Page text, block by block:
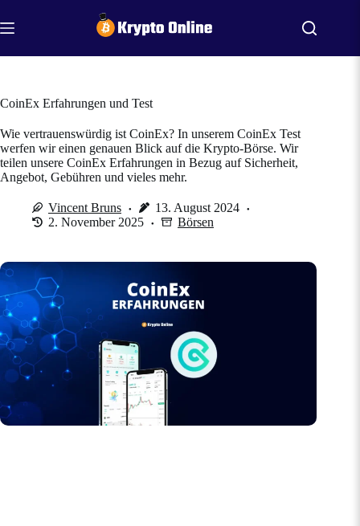
Inhalt
springen
CoinEx Erfahrungen und Test
Wie vertrauenswürdig ist CoinEx? In unserem CoinEx Test
werfen wir einen genauen Blick auf die Krypto-Börse. Wir
teilen unsere CoinEx Erfahrungen in Bezug auf Sicherheit,
Angebot, Gebühren und vieles mehr.
Vincent Bruns
13. August 2024
2. November 2025
Börsen